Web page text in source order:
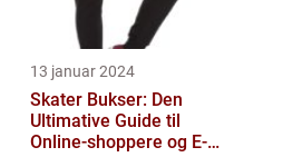
13 januar 2024
Skater Bukser: Den
Ultimative Guide til
Online-shoppere og E-